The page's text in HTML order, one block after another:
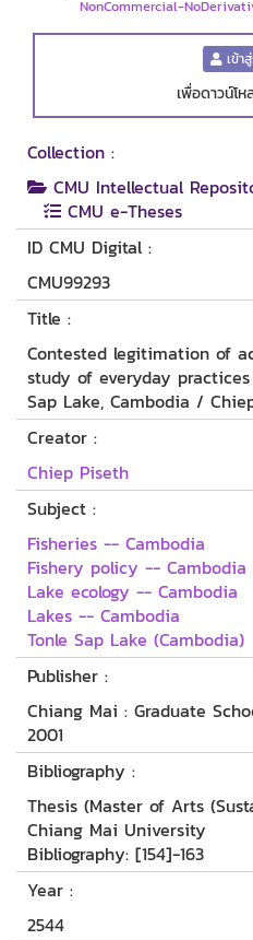
NonCommercial-
เข้า
เพื่อดาวน์โ
Collection :
CMU Intellectual
CMU e-Theses
ID CMU Digital :
CMU99293
Title :
Contested legitimation of
study of everyday
Sap Lake, Cambodia /
Creator :
Chiep Piseth
Subject :
Fisheries -- Cambodia
Fishery policy -- Cambodia
Lake ecology -- Cambodia
Lakes -- Cambodia
Tonle Sap Lake (Cambodia)
Publisher :
Chiang Mai : Graduate
2001
Bibliography :
Thesis (Master of Arts
Chiang Mai University
Bibliography: [154]-163
Year :
2544